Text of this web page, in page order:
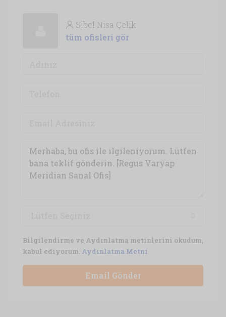
Sibel Nisa Çelik
tüm ofisleri gör
Bilgilendirme ve Aydınlatma metinlerini okudum,
kabul ediyorum. Aydınlatma Metni
Email Gönder